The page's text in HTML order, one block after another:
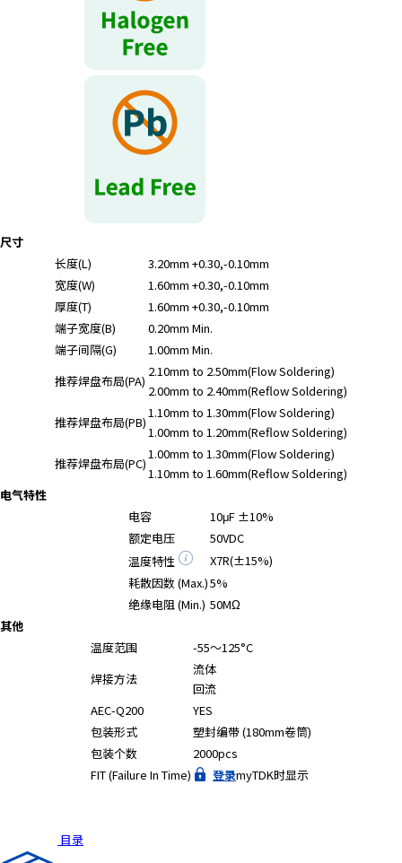
尺寸
长度(L)
3.20mm +0.30,-0.10mm
宽度(W)
1.60mm +0.30,-0.10mm
厚度(T)
1.60mm +0.30,-0.10mm
端子宽度(B)
0.20mm Min.
端子间隔(G)
1.00mm Min.
推荐焊盘布局(PA)
2.10mm to 2.50mm(Flow Soldering)
2.00mm to 2.40mm(Reflow Soldering)
推荐焊盘布局(PB)
1.10mm to 1.30mm(Flow Soldering)
1.00mm to 1.20mm(Reflow Soldering)
推荐焊盘布局(PC)
1.00mm to 1.30mm(Flow Soldering)
1.10mm to 1.60mm(Reflow Soldering)
电气特性
电容
10μF ±10%
额定电压
50VDC
温度特性
X7R(±15%)
耗散因数 (Max.)5%
绝缘电阻 (Min.) 50MΩ
其他
温度范围
-55～125°C
焊接方法
流体
回流
AEC-Q200
YES
包装形式
塑封编带 (180mm卷筒)
包装个数
2000pcs
FIT (Failure In Time)
登录myTDK时显示
目录